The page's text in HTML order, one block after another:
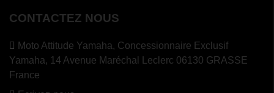
CONTACTEZ NOUS
Moto Attitude Yamaha, Concessionnaire Exclusif
Yamaha, 14 Avenue Maréchal Leclerc 06130 GRASSE
France